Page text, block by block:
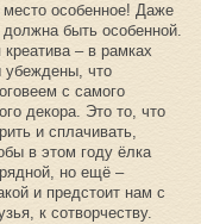
место особенное! Даже
быть особенной.
– в рамках
убеждены, что
с самого
декора. Это то, что
и сплачивать,
в этом году ёлка
но ещё –
и предстоит нам с
к сотворчеству.